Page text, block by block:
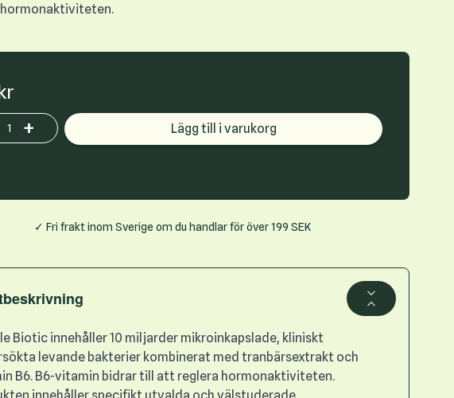
or decrease product quantity
+ Lägg till i varukorg
✓ Fri frakt inom Sverige om du handlar för över 199 SEK
Biotic innehåller 10 miljarder mikroinkapslade, kliniskt
levande bakterier kombinerat med tranbärsextrakt och
B6. B6-vitamin bidrar till att reglera hormonaktiviteten.
innehåller specifikt utvalda och välstuderade